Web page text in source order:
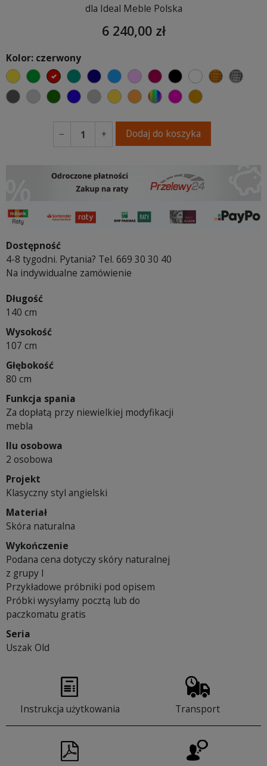
dla Ideal Meble Polska
6 240,00 zł
Kolor: czerwony
żółtyzielonyczerwonyturkusowygranatowyniebieski
różowymalinowy
czarnybiałyzłoty
ciemno szary
jasnoszarybutelkowa zieleń
ciemno niebieski
szarymusztardowy
pomarańczowy
wybór koloru
fuksjakoniakowy
− + Dodaj do koszyka
Dostępność
4-8 tygodni. Pytania? Tel. 669 30 30 40
Na indywidualne zamówienie
Długość
140 cm
Wysokość
107 cm
Głębokość
80 cm
Funkcja spania
Za dopłatą przy niewielkiej modyfikacji
mebla
Ilu osobowa
2 osobowa
Projekt
Klasyczny styl angielski
Materiał
Skóra naturalna
Wykończenie
Podana cena dotyczy skóry naturalnej
z grupy I
Przykładowe próbniki pod opisem
Próbki wysyłamy pocztą lub do
paczkomatu gratis
Seria
Uszak Old
Instrukcja użytkowania Transport